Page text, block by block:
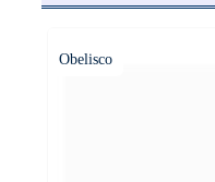
Obelisco